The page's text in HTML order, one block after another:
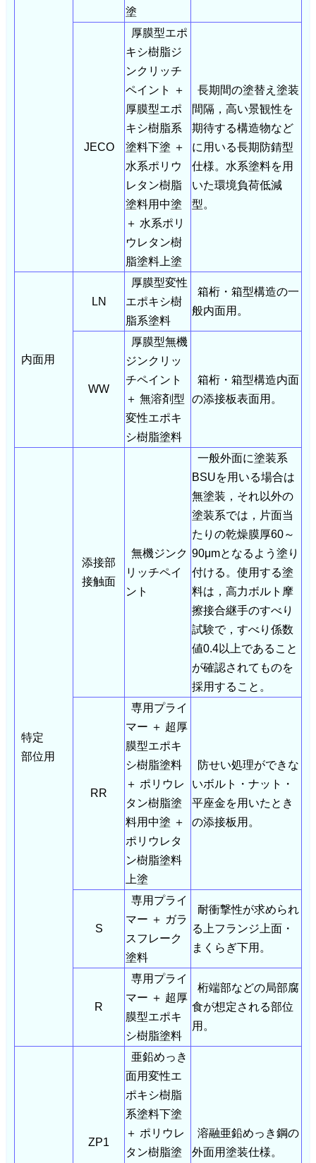
塗
JECO
厚膜型エポ
キシ樹脂ジ
ンクリッチ
ペイント ＋
厚膜型エポ
キシ樹脂系
塗料下塗 ＋
水系ポリウ
レタン樹脂
塗料用中塗
＋ 水系ポリ
ウレタン樹
脂塗料上塗
長期間の塗替え塗装
間隔，高い景観性を
期待する構造物など
に用いる長期防錆型
仕様。水系塗料を用
いた環境負荷低減
型。
内面用
LN
厚膜型変性
エポキシ樹
脂系塗料
箱桁・箱型構造の一
般内面用。
WW
厚膜型無機
ジンクリッ
チペイント
＋ 無溶剤型
変性エポキ
シ樹脂塗料
箱桁・箱型構造内面
の添接板表面用。
特定
部位用
添接部
接触面
無機ジンク
リッチペイ
ント
一般外面に塗装系
BSUを用いる場合は
無塗装，それ以外の
塗装系では，片面当
たりの乾燥膜厚60～
90μmとなるよう塗り
付ける。使用する塗
料は，高力ボルト摩
擦接合継手のすべり
試験で，すべり係数
値0.4以上であること
が確認されてものを
採用すること。
RR
専用プライ
マー ＋ 超厚
膜型エポキ
シ樹脂塗料
＋ ポリウレ
タン樹脂塗
料用中塗 ＋
ポリウレタ
ン樹脂塗料
上塗
防せい処理ができな
いボルト・ナット・
平座金を用いたとき
の添接板用。
S
専用プライ
マー ＋ ガラ
スフレーク
塗料
耐衝撃性が求められ
る上フランジ上面・
まくらぎ下用。
R
専用プライ
マー ＋ 超厚
膜型エポキ
シ樹脂塗料
桁端部などの局部腐
食が想定される部位
用。
ZP1
亜鉛めっき
面用変性エ
ポキシ樹脂
系塗料下塗
＋ ポリウレ
タン樹脂塗
溶融亜鉛めっき鋼の
外面用塗装仕様。